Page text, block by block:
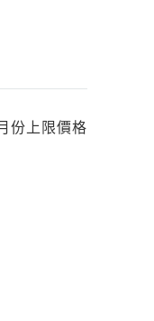
份上限價格